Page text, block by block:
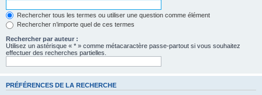
Rechercher tous les termes ou utiliser une question comme élément
Rechercher n’importe quel de ces termes
Rechercher par auteur :
Utilisez un astérisque « * » comme métacaractère passe-partout si vous souhaitez
effectuer des recherches partielles.
PRÉFÉRENCES DE LA RECHERCHE